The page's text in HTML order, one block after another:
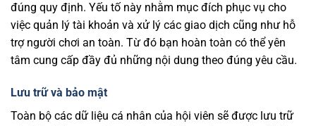
đúng quy định. Yếu tố này nhằm mục đích phục vụ cho
việc quản lý tài khoản và xử lý các giao dịch cũng như hỗ
trợ người chơi an toàn. Từ đó bạn hoàn toàn có thể yên
tâm cung cấp đầy đủ những nội dung theo đúng yêu cầu.
Lưu trữ và bảo mật
Toàn bộ các dữ liệu cá nhân của hội viên sẽ được lưu trữ